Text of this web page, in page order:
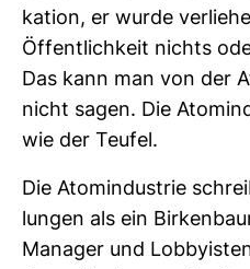
ka­tion, er wurde
Öffent­lich­keit nichts
Das kann man von der
nicht sagen. Die
wie der Teufel.
Die Atom­in­dus­trie
lungen als ein
Manager und